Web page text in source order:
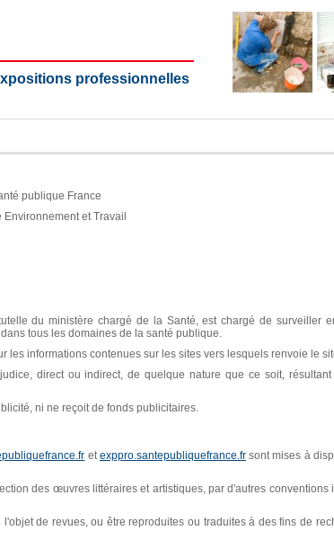
professionnelles
publique France
et Travail
du ministère chargé de la Santé, est chargé de surveiller
tous les domaines de la santé publique.
informations contenues sur les sites vers lesquels renvoie le
direct ou indirect, de quelque nature que ce soit,
ni ne reçoit de fonds publicitaires.
etexppro.santepubliquefrance.frsont mises à
des œuvres littéraires et artistiques, par d'autres
de revues, ou être reproduites ou traduites à des fins de